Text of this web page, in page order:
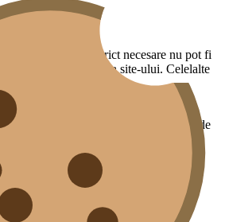
cu noi. Cookies strict necesare nu pot fi
pentru funcționarea site-ului. Celelalte
securitate, sesiunea ta, preferința de
este folosit site-ul, fără a te identifica
și anonimizate.